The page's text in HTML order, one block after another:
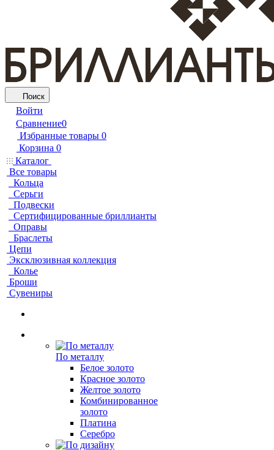
Поиск
Войти
Сравнение0
Избранные товары 0
Корзина 0
Каталог
Все товары
Кольца
Серьги
Подвески
Сертифицированные бриллианты
Оправы
Браслеты
Цепи
Эксклюзивная коллекция
Колье
Броши
Сувениры
По металлу
Белое золото
Красное золото
Желтое золото
Комбинированное
золото
Платина
Серебро